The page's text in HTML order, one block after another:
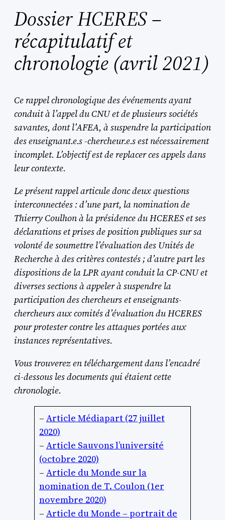
Dossier HCERES –
récapitulatif et
chronologie (avril 2021)
Ce rappel chronologique des événements ayant
conduit à l’appel du CNU et de plusieurs sociétés
savantes, dont l’AFEA, à suspendre la participation
des enseignant.e.s -chercheur.e.s est nécessairement
incomplet. L’objectif est de replacer ces appels dans
leur contexte.
Le présent rappel articule donc deux questions
interconnectées : d’une part, la nomination de
Thierry Coulhon à la présidence du HCERES et ses
déclarations et prises de position publiques sur sa
volonté de soumettre l’évaluation des Unités de
Recherche à des critères contestés ; d’autre part les
dispositions de la LPR ayant conduit la CP-CNU et
diverses sections à appeler à suspendre la
participation des chercheurs et enseignants-
chercheurs aux comités d’évaluation du HCERES
pour protester contre les attaques portées aux
instances représentatives.
Vous trouverez en téléchargement dans l’encadré
ci-dessous les documents qui étaient cette
chronologie.
– Article Médiapart (27 juillet
2020)
– Article Sauvons l’université
(octobre 2020)
– Article du Monde sur la
nomination de T. Coulon (1er
novembre 2020)
– Article du Monde – portrait de